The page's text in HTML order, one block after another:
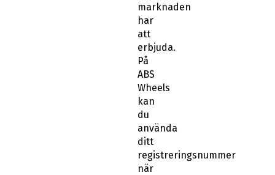
marknaden
har
att
erbjuda.
På
ABS
Wheels
kan
du
använda
ditt
registreringsnummer
när